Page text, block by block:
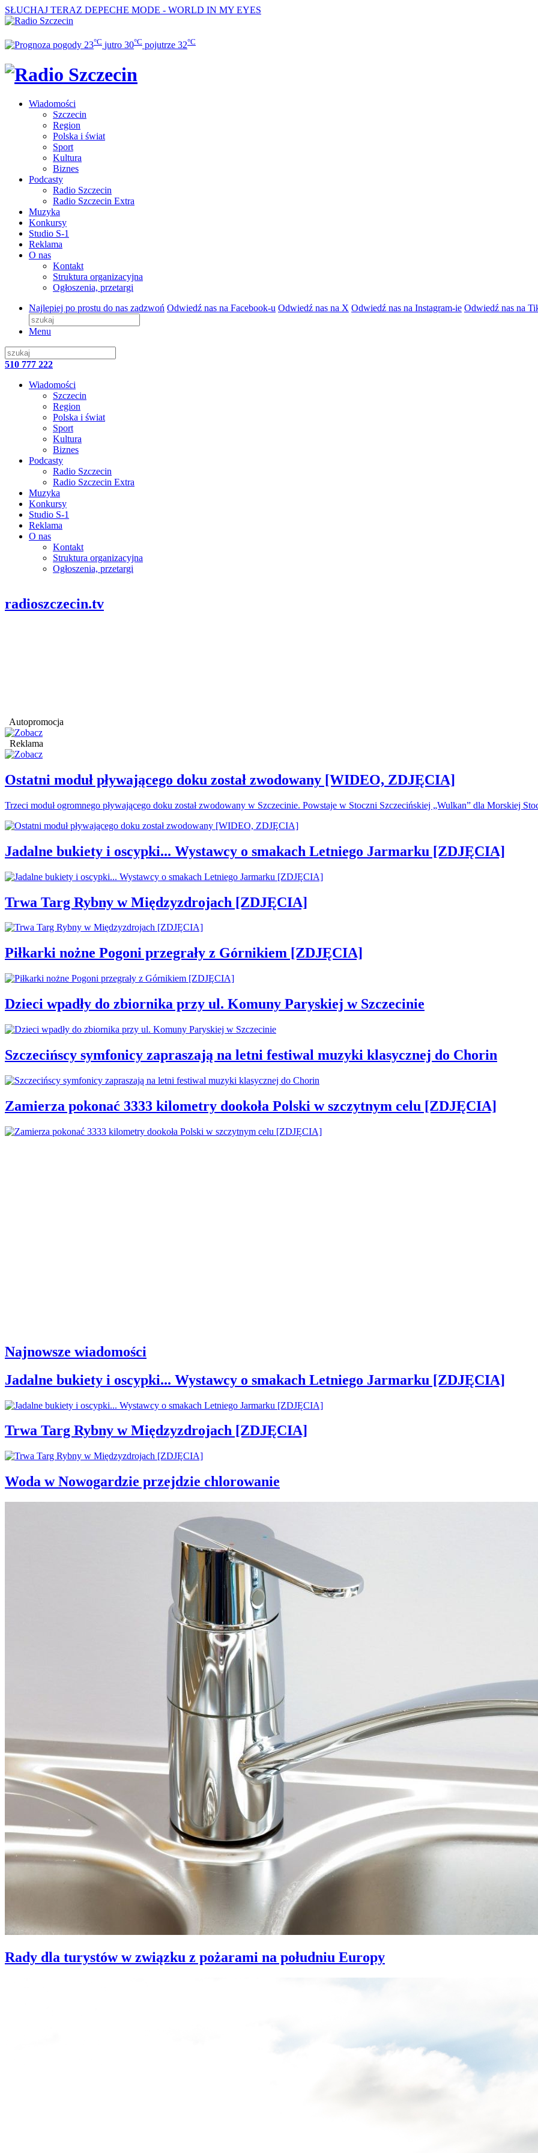
SŁUCHAJ TERAZ DEPECHE MODE - WORLD IN MY EYES
23°C jutro 30°C pojutrze 32°C
Wiadomości
Szczecin
Region
Polska i świat
Sport
Kultura
Biznes
Podcasty
Radio Szczecin
Radio Szczecin Extra
Muzyka
Konkursy
Studio S-1
Reklama
O nas
Kontakt
Struktura organizacyjna
Ogłoszenia, przetargi
Najlepiej po prostu do nas zadzwoń Odwiedź nas na Facebook-u Odwiedź nas na X Odwiedź nas na Instagram-ie Odwiedź nas na
Menu
510 777 222
Wiadomości
Szczecin
Region
Polska i świat
Sport
Kultura
Biznes
Podcasty
Radio Szczecin
Radio Szczecin Extra
Muzyka
Konkursy
Studio S-1
Reklama
O nas
Kontakt
Struktura organizacyjna
Ogłoszenia, przetargi
radioszczecin.tv
Autopromocja
Reklama
Ostatni moduł pływającego doku został zwodowany [WIDEO, ZDJĘCIA]
Trzeci moduł ogromnego pływającego doku został zwodowany w Szczecinie. Powstaje w Stoczni Szczecińskiej „Wulkan” dla Morskiej
Jadalne bukiety i oscypki... Wystawcy o smakach Letniego Jarmarku [ZDJĘCIA]
Trwa Targ Rybny w Międzyzdrojach [ZDJĘCIA]
Piłkarki nożne Pogoni przegrały z Górnikiem [ZDJĘCIA]
Dzieci wpadły do zbiornika przy ul. Komuny Paryskiej w Szczecinie
Szczecińscy symfonicy zapraszają na letni festiwal muzyki klasycznej do Chorin
Zamierza pokonać 3333 kilometry dookoła Polski w szczytnym celu [ZDJĘCIA]
Najnowsze wiadomości
Jadalne bukiety i oscypki... Wystawcy o smakach Letniego Jarmarku [ZDJĘCIA]
Trwa Targ Rybny w Międzyzdrojach [ZDJĘCIA]
Woda w Nowogardzie przejdzie chlorowanie
Rady dla turystów w związku z pożarami na południu Europy